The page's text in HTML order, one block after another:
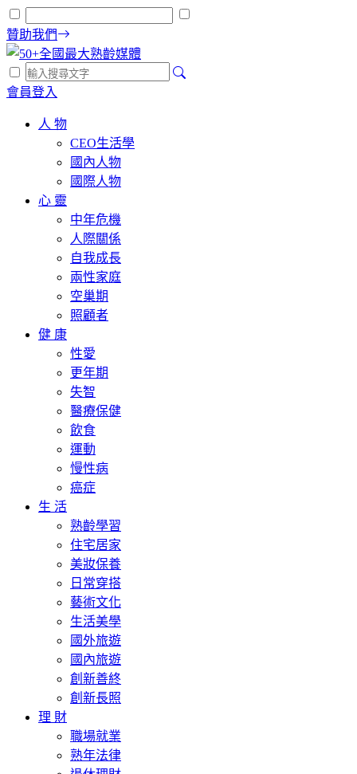
贊助我們
會員登入
人 物
CEO生活學
國內人物
國際人物
心 靈
中年危機
人際關係
自我成長
兩性家庭
空巢期
照顧者
健 康
性愛
更年期
失智
醫療保健
飲食
運動
慢性病
癌症
生 活
熟齡學習
住宅居家
美妝保養
日常穿搭
藝術文化
生活美學
國外旅遊
國內旅遊
創新善終
創新長照
理 財
職場就業
熟年法律